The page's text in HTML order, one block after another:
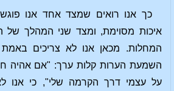
כך אנו רואים שמצד אחד אנו
איכות מסוימת, ומצד שני המהלך
המחלות. מכאן אנו לא צריכים
השמעת הערות קלות ערך: "אם אהיה
על עצמי דרך הקרמה שלי", כי אנו